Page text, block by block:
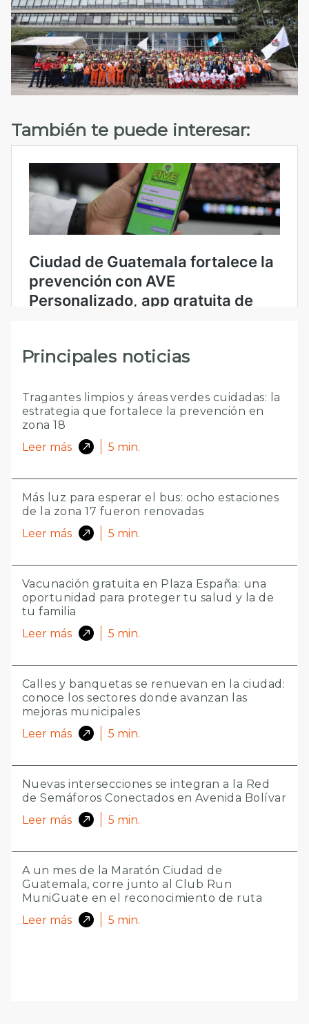
También te puede interesar:
Principales noticias
Tragantes limpios y áreas verdes cuidadas: la
estrategia que fortalece la prevención en
zona 18
Leer más
5 min.
Más luz para esperar el bus: ocho estaciones
de la zona 17 fueron renovadas
Leer más
5 min.
Vacunación gratuita en Plaza España: una
oportunidad para proteger tu salud y la de
tu familia
Leer más
5 min.
Calles y banquetas se renuevan en la ciudad:
conoce los sectores donde avanzan las
mejoras municipales
Leer más
5 min.
Nuevas intersecciones se integran a la Red
de Semáforos Conectados en Avenida Bolívar
Leer más
5 min.
A un mes de la Maratón Ciudad de
Guatemala, corre junto al Club Run
MuniGuate en el reconocimiento de ruta
Leer más
5 min.